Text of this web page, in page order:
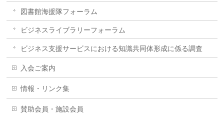
図書館海援隊フォーラム
ビジネスライブラリーフォーラム
ビジネス支援サービスにおける知識共同体形成に係る調査
入会ご案内
情報・リンク集
賛助会員・施設会員